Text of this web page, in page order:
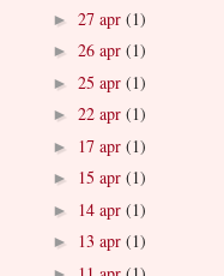
► 27 apr (1)
► 26 apr (1)
► 25 apr (1)
► 22 apr (1)
► 17 apr (1)
► 15 apr (1)
► 14 apr (1)
► 13 apr (1)